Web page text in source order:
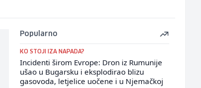
Popularno
KO STOJI IZA NAPADA?
Incidenti širom Evrope: Dron iz Rumunije
ušao u Bugarsku i eksplodirao blizu
gasovoda, letjelice uočene i u Njemačkoj